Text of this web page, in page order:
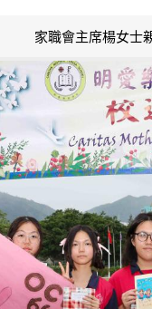
家職會主席楊女士